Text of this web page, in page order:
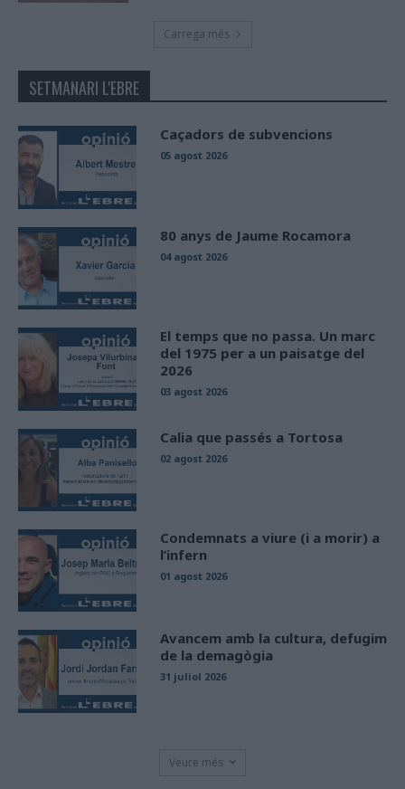
Carrega més
SETMANARI L'EBRE
Caçadors de subvencions
05 agost 2026
80 anys de Jaume Rocamora
04 agost 2026
El temps que no passa. Un marc
del 1975 per a un paisatge del
2026
03 agost 2026
Calia que passés a Tortosa
02 agost 2026
Condemnats a viure (i a morir) a
l’infern
01 agost 2026
Avancem amb la cultura, defugim
de la demagògia
31 juliol 2026
Veure més